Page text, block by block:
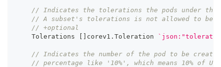
// Indicates the tolerations the pods under this
// A subset's tolerations is not allowed to be
// +optional
    Tolerations
[ ] corev1 . Toleration
// Indicates the number of the pod to be
// percentage like '10%', which means 10% of